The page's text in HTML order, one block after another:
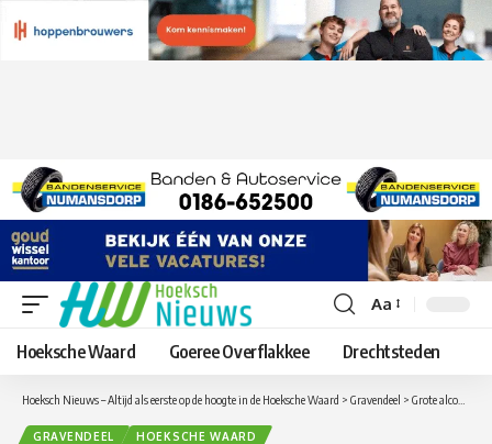
Lettergrootte
aanpassen
Aa
Hoeksche Waard Goeree Overflakkee Drechtsteden
Hoeksch Nieuws – Altijd als eerste op de hoogte in de Hoeksche Waard > Gravendeel > Grote alcohol controle gehouden in ’s-Gravendeel
GRAVENDEEL HOEKSCHE WAARD